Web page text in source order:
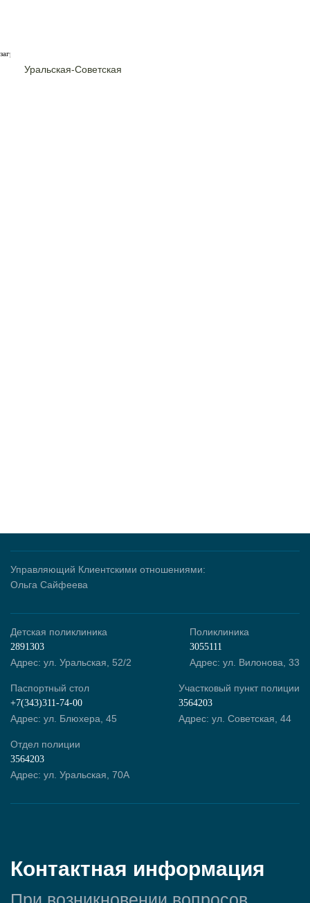
Уральская-Советская
загрузка карты...
Управляющий Клиентскими отношениями:
Ольга Сайфеева
Детская поликлиника
2891303
Адрес: ул. Уральская, 52/2
Поликлиника
3055111
Адрес: ул. Вилонова, 33
Паспортный стол
+7(343)311-74-00
Адрес: ул. Блюхера, 45
Участковый пункт полиции
3564203
Адрес: ул. Советская, 44
Отдел полиции
3564203
Адрес: ул. Уральская, 70А
Контактная информация